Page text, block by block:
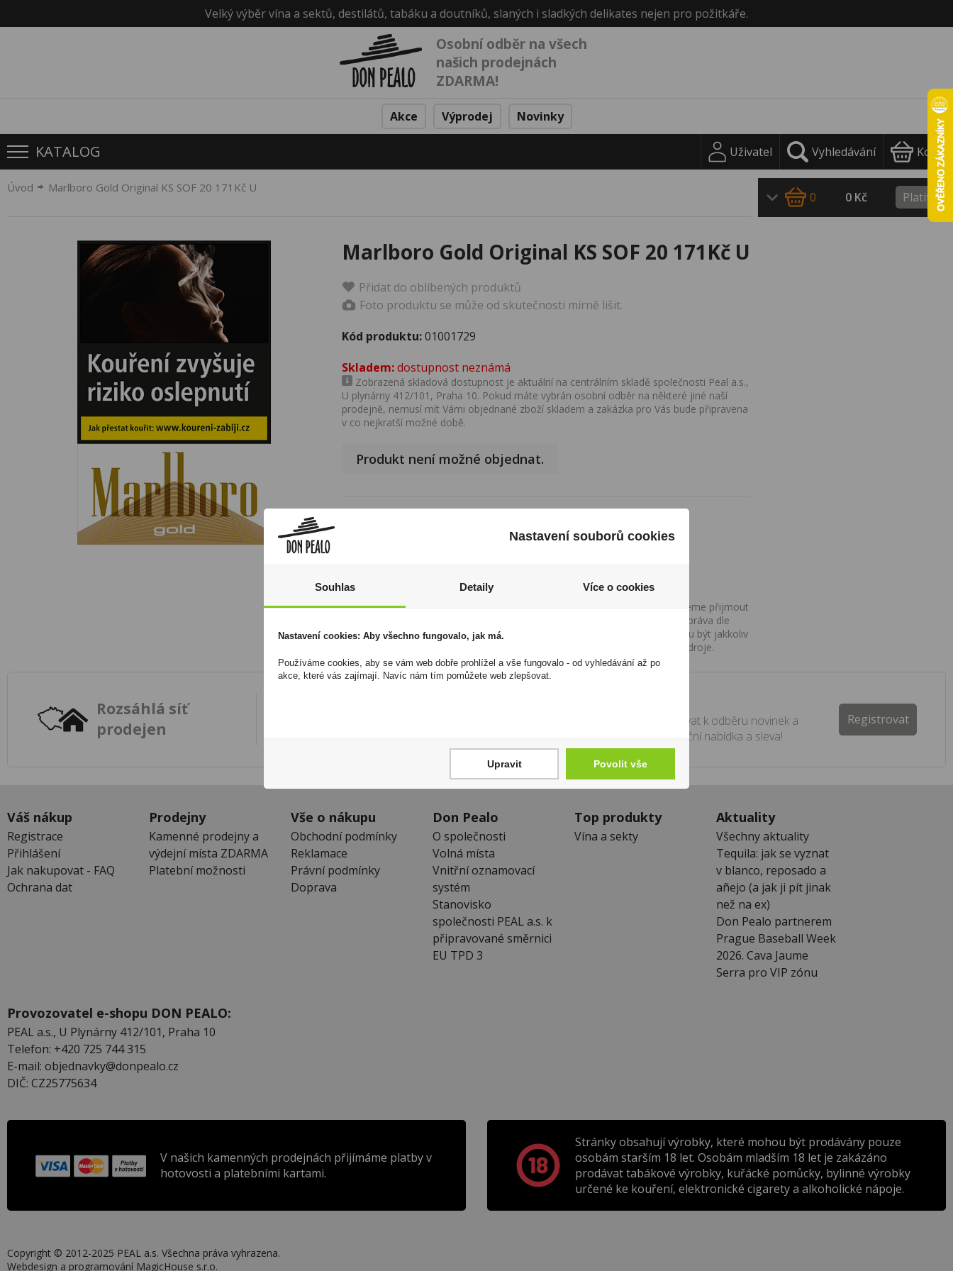
Velký výběr vína a sektů, destilátů, tabáku a doutníků, slaných i sladkých delikates nejen pro požitkáře.
Osobní odběr na všech
našich prodejnách
ZDARMA!
Akce Výprodej Novinky
KATALOG Uživatel Vyhledávání Košík
Úvod Marlboro Gold Original KS SOF 20 171Kč U
Marlboro Gold Original KS SOF 20 171Kč U
Přidat do oblíbených produktů
Foto produktu se může od skutečnosti mírně lišit.
Kód produktu:01001729
Skladem:dostupnost neznámá
Zobrazená skladová dostupnost je aktuální na centrálním skladě společnosti Peal a.s.,
U plynárny 412/101, Praha 10. Pokud máte vybrán osobní odběr na některé jiné naší
prodejně, nemusí mít Vámi objednané zboží skladem a zakázka pro Vás bude připravena
v co nejkratší možné době.
Produkt není možné objednat.
I přesto, že jsou informace o výrobcích pravidelně aktualizovány, nemůžeme přijmout
odpovědnost za jakékoliv nesprávné informace. To však nemá vliv na Vaše práva dle
zákona. Tyto informace jsou podávány pouze pro osobní použití a nemohou být jakkoliv
kopírovány bez předchozího souhlasu DonPealo ani bez řádného uvedení zdroje.
0 0 Kč Platit
Rozsáhlá síť
prodejen
Zde se můžete registrovat k odběru novinek a
neunikne Vám žádná akční nabídka a sleva!
Registrovat
Váš nákup
Registrace
Přihlášení
Jak nakupovat - FAQ
Ochrana dat
Prodejny
Kamenné prodejny a
výdejní místa ZDARMA
Platební možnosti
Vše o nákupu
Obchodní podmínky
Reklamace
Právní podmínky
Doprava
Don Pealo
O společnosti
Volná místa
Vnitřní oznamovací
systém
Stanovisko
společnosti PEAL a.s. k
připravované směrnici
EU TPD 3
Top produkty
Vína a sekty
Aktuality
Všechny aktuality
Tequila: jak se vyznat
v blanco, reposado a
añejo (a jak ji pít jinak
než na ex)
Don Pealo partnerem
Prague Baseball Week
2026. Cava Jaume
Serra pro VIP zónu
Provozovatel e-shopu DON PEALO:
PEAL a.s., U Plynárny 412/101, Praha 10
Telefon: +420 725 744 315
E-mail: objednavky@donpealo.cz
DIČ: CZ25775634
V našich kamenných prodejnách přijímáme platby v
hotovosti a platebními kartami.
Stránky obsahují výrobky, které mohou být prodávány pouze
osobám starším 18 let. Osobám mladším 18 let je zakázáno
prodávat tabákové výrobky, kuřácké pomůcky, bylinné výrobky
určené ke kouření, elektronické cigarety a alkoholické nápoje.
Copyright © 2012-2025 PEAL a.s. Všechna práva vyhrazena.
Webdesign a programování MagicHouse s.r.o.
Nastavení souborů cookies
Souhlas Detaily Více o cookies
Nastavení cookies: Aby všechno fungovalo, jak má.
Používáme cookies, aby se vám web dobře prohlížel a vše fungovalo - od vyhledávání až po
akce, které vás zajímají. Navíc nám tím pomůžete web zlepšovat.
Upravit Povolit vše